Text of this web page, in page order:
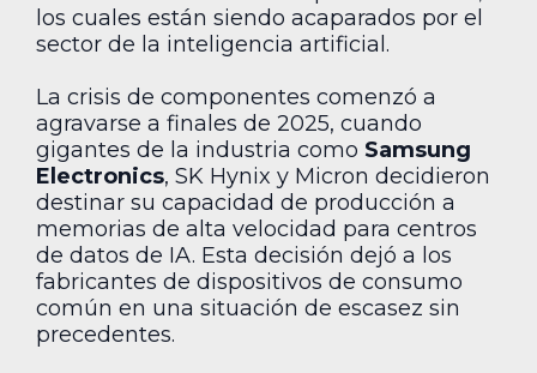
los cuales están siendo acaparados por el
sector de la inteligencia artificial.
La crisis de componentes comenzó a
agravarse a finales de 2025, cuando
gigantes de la industria como Samsung
Electronics, SK Hynix y Micron decidieron
destinar su capacidad de producción a
memorias de alta velocidad para centros
de datos de IA. Esta decisión dejó a los
fabricantes de dispositivos de consumo
común en una situación de escasez sin
precedentes.